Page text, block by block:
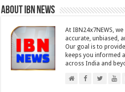
About IBN NEWS
At IBN24x7NEWS,
accurate, unbiased,
Our goal is to
keeps you informed
across India and